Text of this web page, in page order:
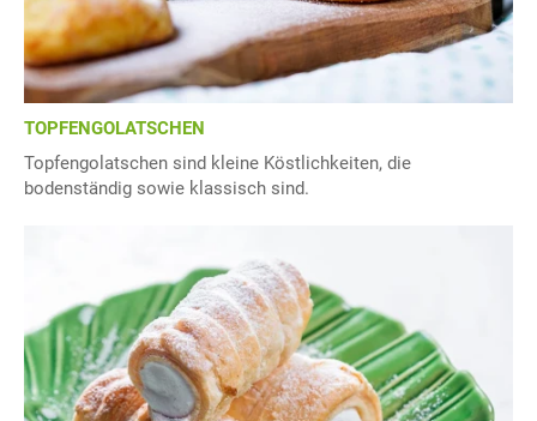
TOPFENGOLATSCHEN
Topfengolatschen sind kleine Köstlichkeiten, die
bodenständig sowie klassisch sind.